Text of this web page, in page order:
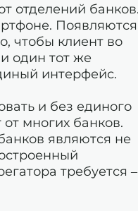
отделений
Появляются
чтобы клиент во
один тот же
интерфейс.
и без единого
многих банков.
являются не
требуется –